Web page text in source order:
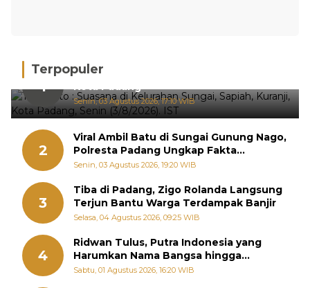
Terpopuler
1
Hujan Deras, 15 Titik Banjir Terdeteksi di
Kota Padang
Senin, 03 Agustus 2026, 17:10 WIB
2
Viral Ambil Batu di Sungai Gunung Nago,
Polresta Padang Ungkap Fakta
Sebenarnya
Senin, 03 Agustus 2026, 19:20 WIB
3
Tiba di Padang, Zigo Rolanda Langsung
Terjun Bantu Warga Terdampak Banjir
Selasa, 04 Agustus 2026, 09:25 WIB
4
Ridwan Tulus, Putra Indonesia yang
Harumkan Nama Bangsa hingga
Diabadikan dalam Buku Jepang
Sabtu, 01 Agustus 2026, 16:20 WIB